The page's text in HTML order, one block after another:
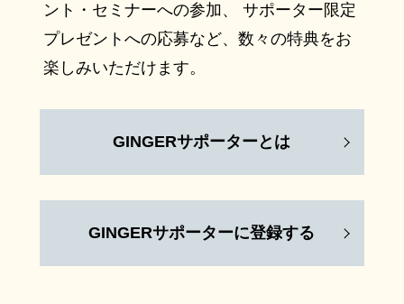
ント・セミナーへの参加、 サポーター限定
プレゼントへの応募など、数々の特典をお
楽しみいただけます。
GINGERサポーターとは
GINGERサポーターに登録する